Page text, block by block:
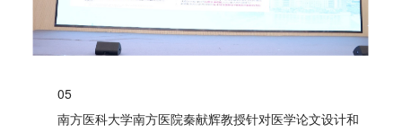
05
南方医科大学南方医院秦献辉教授针对医学论文设计和